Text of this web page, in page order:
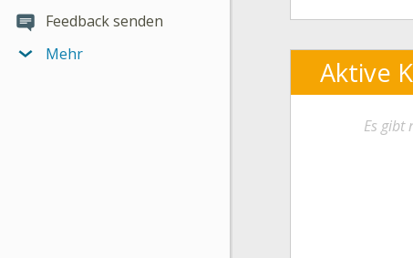
Feedback senden
Mehr
Aktive
Es gibt